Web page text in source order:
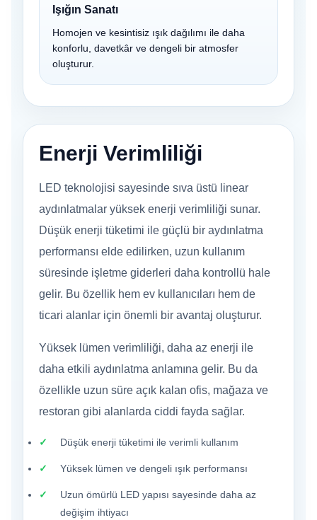
Işığın Sanatı
Homojen ve kesintisiz ışık dağılımı ile daha
konforlu, davetkâr ve dengeli bir atmosfer
oluşturur.
Enerji Verimliliği
LED teknolojisi sayesinde sıva üstü linear
aydınlatmalar yüksek enerji verimliliği sunar.
Düşük enerji tüketimi ile güçlü bir aydınlatma
performansı elde edilirken, uzun kullanım
süresinde işletme giderleri daha kontrollü hale
gelir. Bu özellik hem ev kullanıcıları hem de
ticari alanlar için önemli bir avantaj oluşturur.
Yüksek lümen verimliliği, daha az enerji ile
daha etkili aydınlatma anlamına gelir. Bu da
özellikle uzun süre açık kalan ofis, mağaza ve
restoran gibi alanlarda ciddi fayda sağlar.
Düşük enerji tüketimi ile verimli kullanım
Yüksek lümen ve dengeli ışık performansı
Uzun ömürlü LED yapısı sayesinde daha az
değişim ihtiyacı